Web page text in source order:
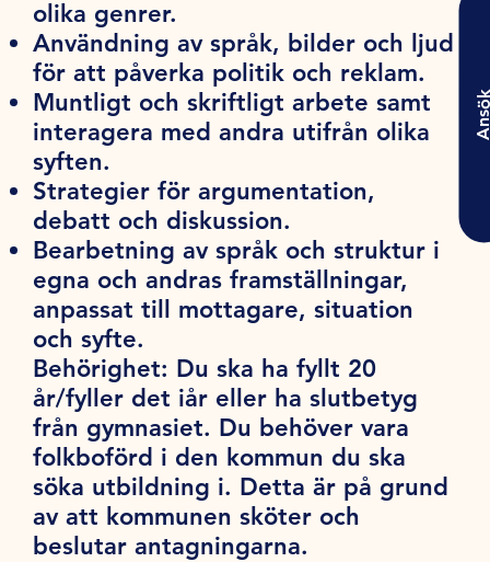
olika genrer.
Användning av språk, bilder och ljud
för att påverka politik och reklam.
Muntligt och skriftligt arbete samt
interagera med andra utifrån olika
syften.
Strategier för argumentation,
debatt och diskussion.
Bearbetning av språk och struktur i
egna och andras framställningar,
anpassat till mottagare, situation
och syfte.
Behörighet: Du ska ha fyllt 20
år/fyller det iår eller ha slutbetyg
från gymnasiet. Du behöver vara
folkboförd i den kommun du ska
söka utbildning i. Detta är på grund
av att kommunen sköter och
beslutar antagningarna.